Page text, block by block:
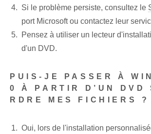
Si le problème persiste, consultez le
port Microsoft ou contactez leur
Pensez à utiliser un lecteur
d'un DVD.
PUIS-JE PASSER À
0 À PARTIR D’UN DVD
RDRE MES FICHIERS ?
Oui, lors de l'installation